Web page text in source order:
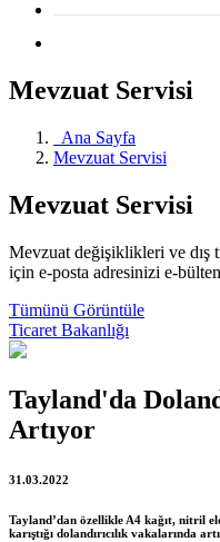
Mevzuat Servisi
Ana Sayfa
Mevzuat Servisi
Mevzuat Servisi
Mevzuat değişiklikleri ve dış
için e-posta adresinizi e-
Tümünü Görüntüle
Ticaret Bakanlığı
Tayland'da
Artıyor
31.03.2022
Tayland’dan özellikle A4 kağıt, nitril
karıştığı dolandırıcılık vakalarında